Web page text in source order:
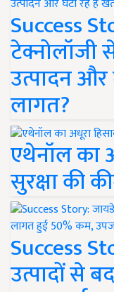
Success
टेक्नोलॉजी
उत्पादन
लागत?
एथेनॉल का
सुरक्षा की
Success
उत्पादों से